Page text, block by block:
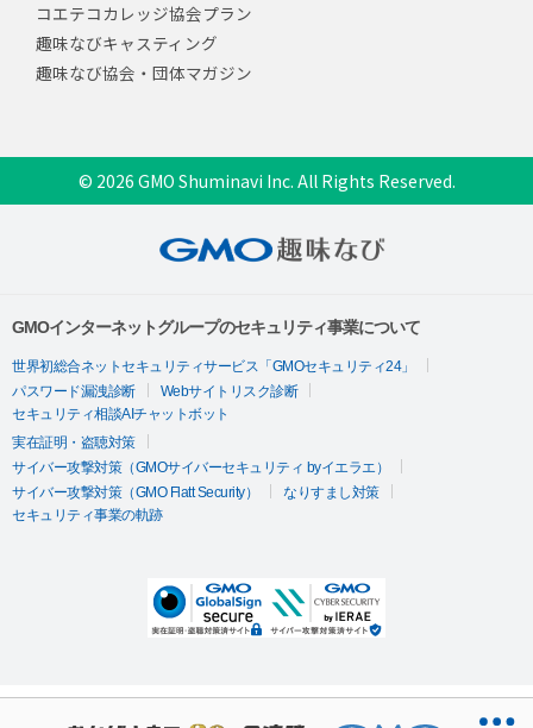
コエテコカレッジ協会プラン
趣味なびキャスティング
趣味なび協会・団体マガジン
© 2026 GMO Shuminavi Inc. All Rights Reserved.